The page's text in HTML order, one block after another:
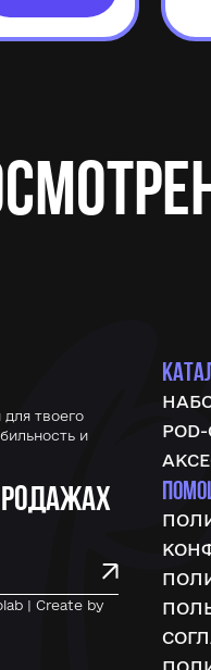
твоего
и
| Create by